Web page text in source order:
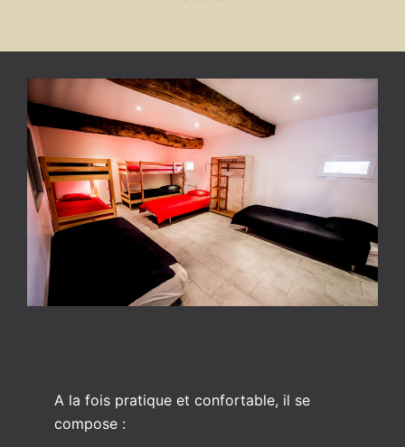
A la fois pratique et confortable, il se
compose :